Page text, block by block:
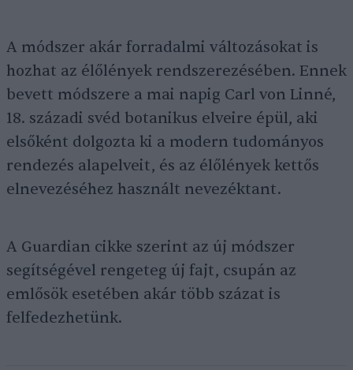
A módszer akár forradalmi változásokat is
hozhat az élőlények rendszerezésében. Ennek
bevett módszere a mai napig Carl von Linné,
18. századi svéd botanikus elveire épül, aki
elsőként dolgozta ki a modern tudományos
rendezés alapelveit, és az élőlények kettős
elnevezéséhez használt nevezéktant.
A Guardian cikke szerint az új módszer
segítségével rengeteg új fajt, csupán az
emlősök esetében akár több százat is
felfedezhetünk.